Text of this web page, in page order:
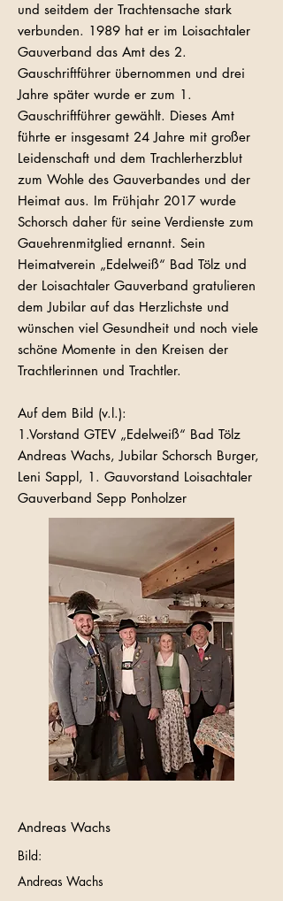
und seitdem der Trachtensache stark
verbunden. 1989 hat er im Loisachtaler
Gauverband das Amt des 2.
Gauschriftführer übernommen und drei
Jahre später wurde er zum 1.
Gauschriftführer gewählt. Dieses Amt
führte er insgesamt 24 Jahre mit großer
Leidenschaft und dem Trachlerherzblut
zum Wohle des Gauverbandes und der
Heimat aus. Im Frühjahr 2017 wurde
Schorsch daher für seine Verdienste zum
Gauehrenmitglied ernannt. Sein
Heimatverein „Edelweiß“ Bad Tölz und
der Loisachtaler Gauverband gratulieren
dem Jubilar auf das Herzlichste und
wünschen viel Gesundheit und noch viele
schöne Momente in den Kreisen der
Trachtlerinnen und Trachtler.
Auf dem Bild (v.l.):
1.Vorstand GTEV „Edelweiß“ Bad Tölz
Andreas Wachs, Jubilar Schorsch Burger,
Leni Sappl, 1. Gauvorstand Loisachtaler
Gauverband Sepp Ponholzer
Andreas Wachs
Bild:
Andreas Wachs